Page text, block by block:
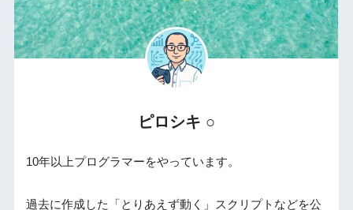
ピロシキ ○
10年以上プログラマーをやっています。
過去に作成した「とりあえず動く」スクリプトなどを公